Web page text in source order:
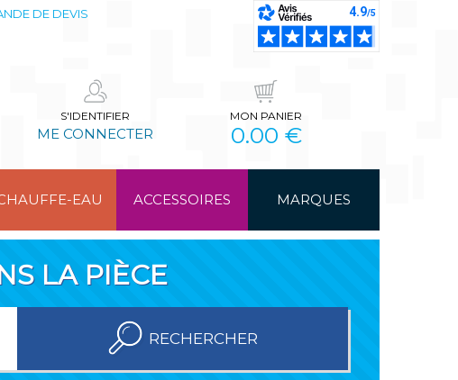
DE DEVIS
S'IDENTIFIER
ME CONNECTER
MON PANIER
0.00 €
EAU ACCESSOIRES MARQUES
LA PIÈCE
RECHERCHER